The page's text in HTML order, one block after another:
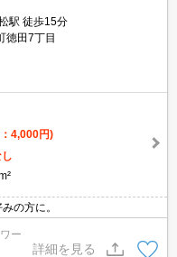
駅 徒歩15分
徳田7丁目
4,000円)
の方に。
ー
詳細を見る